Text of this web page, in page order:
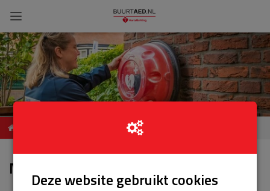
ServiceBuurtAED De Eker
NieuwsDeze website gebruikt cookies